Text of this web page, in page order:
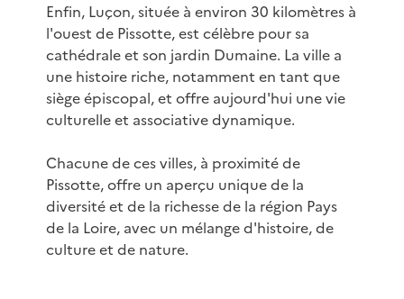
Enfin, Luçon, située à environ 30 kilomètres à
l'ouest de Pissotte, est célèbre pour sa
cathédrale et son jardin Dumaine. La ville a
une histoire riche, notamment en tant que
siège épiscopal, et offre aujourd'hui une vie
culturelle et associative dynamique.
Chacune de ces villes, à proximité de
Pissotte, offre un aperçu unique de la
diversité et de la richesse de la région Pays
de la Loire, avec un mélange d'histoire, de
culture et de nature.